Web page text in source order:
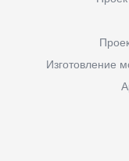
Изготовление